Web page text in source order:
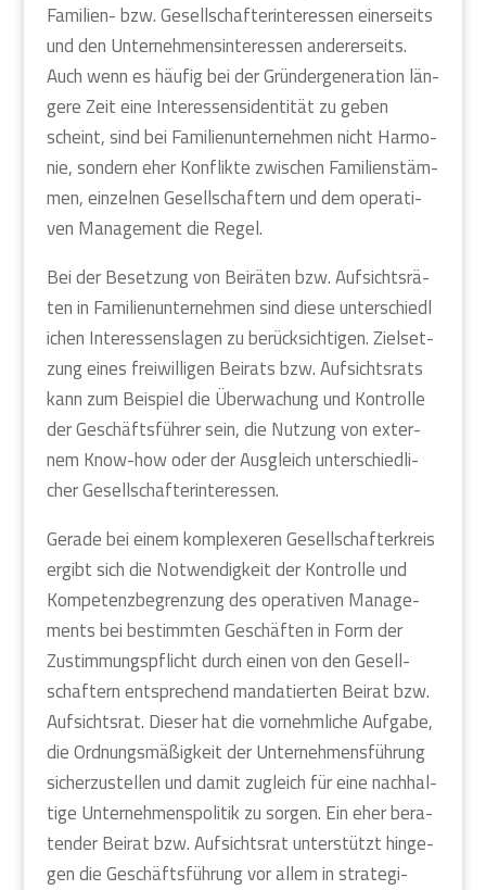
Fami­li­en- bzw. Gesell­schaf­ter­in­ter­es­sen einer­seits
und den Unter­neh­mens­in­ter­es­sen ande­rer­seits.
Auch wenn es häu­fig bei der Grün­der­ge­nera­ti­on län­
ge­re Zeit eine Inter­es­sens­iden­ti­tät zu geben
scheint, sind bei Fami­li­en­un­ter­neh­men nicht Har­mo­
nie, son­dern eher Kon­flik­te zwi­schen Fami­li­en­stäm­
men, ein­zel­nen Gesell­schaf­tern und dem ope­ra­ti­
ven Manage­ment die Regel.
Bei der Beset­zung von Bei­rä­ten bzw. Auf­sichts­rä­
ten in Fami­li­en­un­ter­neh­men sind die­se unter­schied­l
i­chen Inter­es­sens­la­gen zu berück­sich­ti­gen. Ziel­set­
zung eines frei­wil­li­gen Bei­rats bzw. Auf­sichts­rats
kann zum Bei­spiel die Über­wa­chung und Kon­trol­le
der Geschäfts­füh­rer sein, die Nut­zung von exter­
nem Know-how oder der Aus­gleich unter­schied­li­
cher Gesell­schaf­ter­in­ter­es­sen.
Gera­de bei einem kom­ple­xe­ren Gesell­schaf­ter­kreis
ergibt sich die Not­wen­dig­keit der Kon­trol­le und
Kom­pe­tenz­be­gren­zung des ope­ra­ti­ven Manage­
ments bei bestimm­ten Geschäf­ten in Form der
Zustim­mungs­pflicht durch einen von den Gesell­
schaf­tern ent­spre­chend man­da­tier­ten Bei­rat bzw.
Auf­sichts­rat. Die­ser hat die vor­nehm­li­che Auf­ga­be,
die Ord­nungs­mä­ßig­keit der Unter­neh­mens­füh­rung
sicher­zu­stel­len und damit zugleich für eine nach­hal­
ti­ge Unter­neh­mens­po­li­tik zu sor­gen. Ein eher bera­
ten­der Bei­rat bzw. Auf­sichts­rat unter­stützt hin­ge­
gen die Geschäfts­füh­rung vor allem in stra­te­gi­